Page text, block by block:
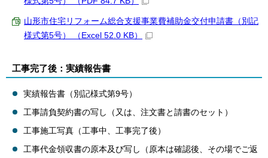
山形市住宅リフォーム総合支援事業費補助金交付申請書（別記
様式第5号） （Excel 52.0 KB）
工事完了後：実績報告書
実績報告書（別記様式第9号）
工事請負契約書の写し（又は、注文書と請書のセット）
工事施工写真（工事中、工事完了後）
工事代金領収書の原本及び写し（原本は確認後、その場でご返